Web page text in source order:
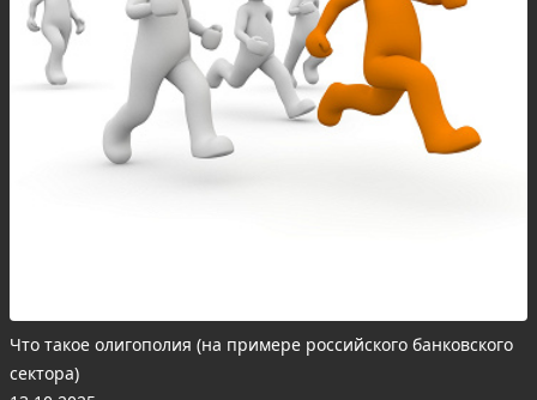
Что такое олигополия (на примере российского банковского
сектора)